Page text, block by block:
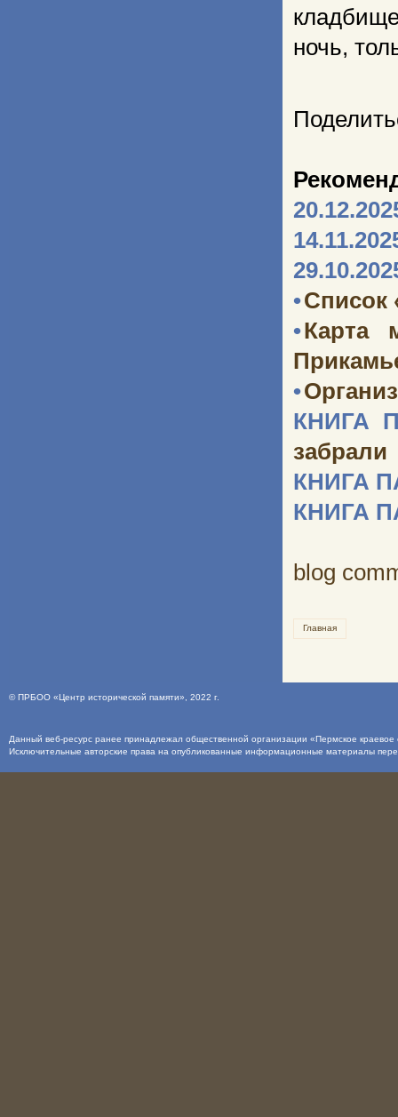
ночь,
•Список
•Карта
•
КНИГА
забрали
КНИГА
КНИГА
blog
Главная
©ПРБОО «Центр исторической памяти» , 2022 г.
Данный веб-ресурс ранее принадлежал общественной организации «Пермское
Исключительные авторские права на опубликованные информационные материалы